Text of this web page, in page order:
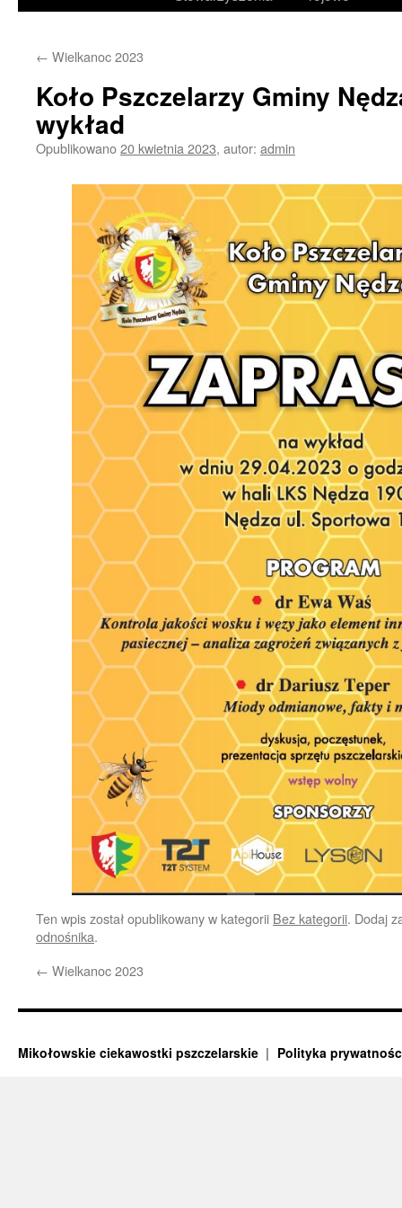
← Wielkanoc 2023
Koło Pszczelarzy Gminy
wykład
Opublikowano20 kwietnia 2023, autor: admin
Ten wpis został opublikowany w kategorii Bez kategorii. Dodaj
odnośnika.
← Wielkanoc 2023
Mikołowskie ciekawostki pszczelarskie Polityka